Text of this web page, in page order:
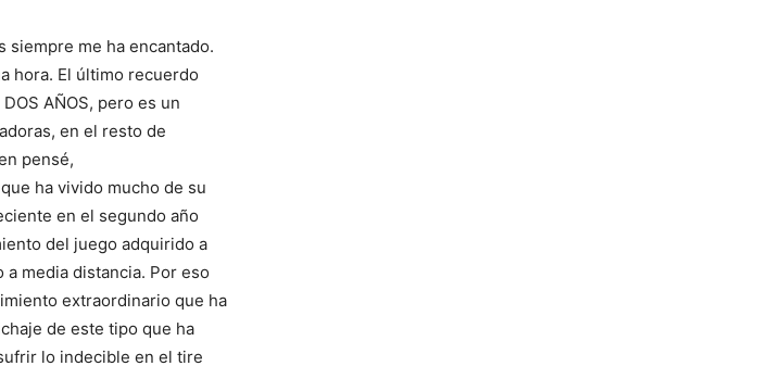
siempre me ha encantado.
hora. El último recuerdo
AÑOS, pero es un
en el resto de
pensé,
ha vivido mucho de su
en el segundo año
del juego adquirido a
media distancia. Por eso
extraordinario que ha
de este tipo que ha
lo indecible en el tire